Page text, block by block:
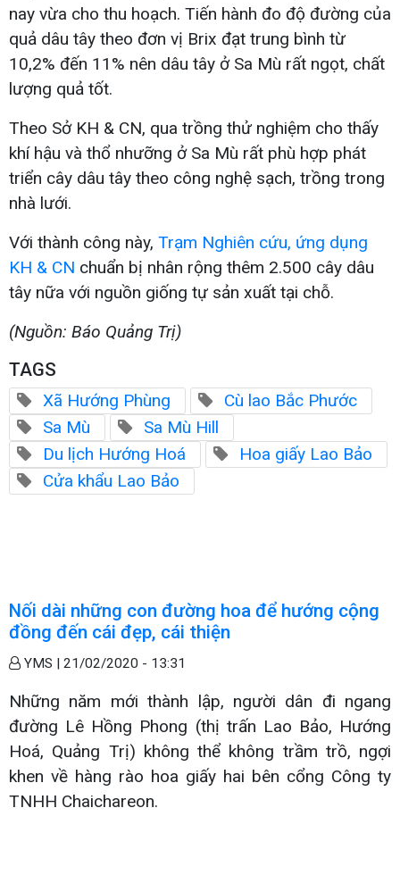
nay vừa cho thu hoạch. Tiến hành đo độ đường của
quả dâu tây theo đơn vị Brix đạt trung bình từ
10,2% đến 11% nên dâu tây ở Sa Mù rất ngọt, chất
lượng quả tốt.
Theo Sở KH & CN, qua trồng thử nghiệm cho thấy
khí hậu và thổ nhưỡng ở Sa Mù rất phù hợp phát
triển cây dâu tây theo công nghệ sạch, trồng trong
nhà lưới.
Với thành công này, Trạm Nghiên cứu, ứng dụng
KH & CN chuẩn bị nhân rộng thêm 2.500 cây dâu
tây nữa với nguồn giống tự sản xuất tại chỗ.
(Nguồn: Báo Quảng Trị)
TAGS
Xã Hướng Phùng
Cù lao Bắc Phước
Sa Mù
Sa Mù Hill
Du lịch Hướng Hoá
Hoa giấy Lao Bảo
Cửa khẩu Lao Bảo
Nối dài những con đường hoa để hướng cộng
đồng đến cái đẹp, cái thiện
YMS | 21/02/2020 - 13:31
Những năm mới thành lập, người dân đi ngang
đường Lê Hồng Phong (thị trấn Lao Bảo, Hướng
Hoá, Quảng Trị) không thể không trầm trồ, ngợi
khen về hàng rào hoa giấy hai bên cổng Công ty
TNHH Chaichareon.